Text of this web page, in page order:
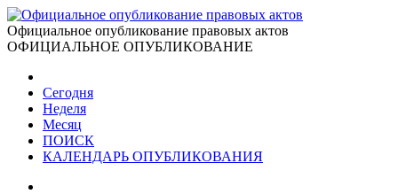
Официальное опубликование правовых актов
ОФИЦИАЛЬНОЕ ОПУБЛИКОВАНИЕ
Сегодня
Неделя
Месяц
ПОИСК
КАЛЕНДАРЬ ОПУБЛИКОВАНИЯ